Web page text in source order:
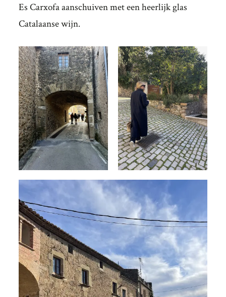
Es Carxofa aanschuiven met een heerlijk glas
Catalaanse wijn.